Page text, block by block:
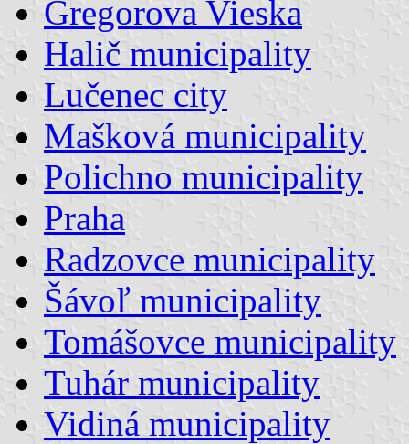
Gregorova Vieska
Halič municipality
Lučenec city
Mašková municipality
Polichno municipality
Praha
Radzovce municipality
Šávoľ municipality
Tomášovce municipality
Tuhár municipality
Vidiná municipality